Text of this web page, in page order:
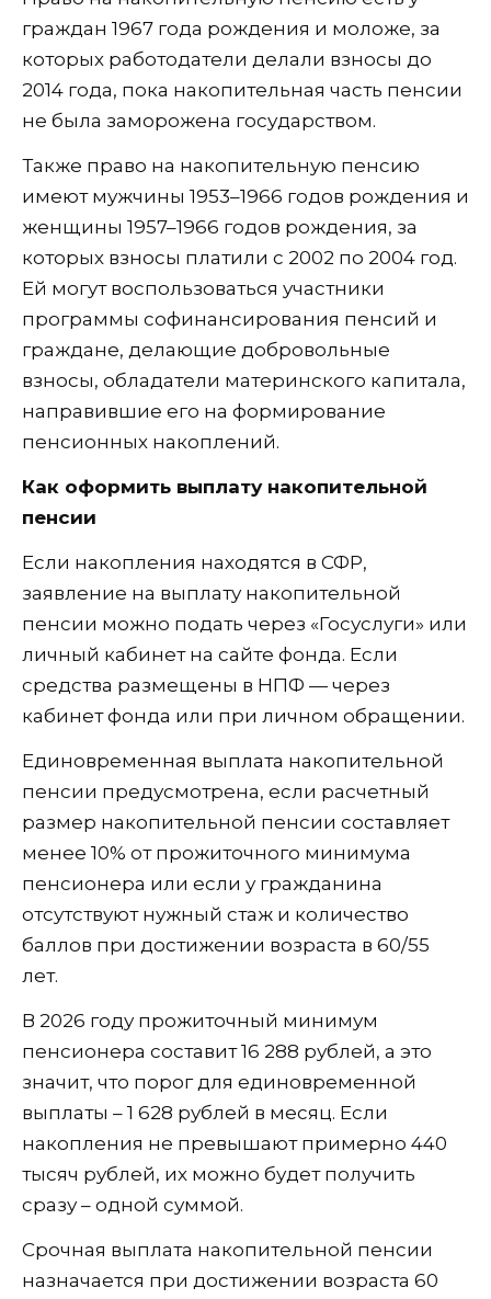
граждан 1967 года рождения и моложе, за
которых работодатели делали взносы до
2014 года, пока накопительная часть пенсии
не была заморожена государством.
Также право на накопительную пенсию
имеют мужчины 1953–1966 годов рождения и
женщины 1957–1966 годов рождения, за
которых взносы платили с 2002 по 2004 год.
Ей могут воспользоваться участники
программы софинансирования пенсий и
граждане, делающие добровольные
взносы, обладатели материнского капитала,
направившие его на формирование
пенсионных накоплений.
Как оформить выплату накопительной
пенсии
Если накопления находятся в СФР,
заявление на выплату накопительной
пенсии можно подать через «Госуслуги» или
личный кабинет на сайте фонда. Если
средства размещены в НПФ — через
кабинет фонда или при личном обращении.
Единовременная выплата накопительной
пенсии предусмотрена, если расчетный
размер накопительной пенсии составляет
менее 10% от прожиточного минимума
пенсионера или если у гражданина
отсутствуют нужный стаж и количество
баллов при достижении возраста в 60/55
лет.
В 2026 году прожиточный минимум
пенсионера составит 16 288 рублей, а это
значит, что порог для единовременной
выплаты – 1 628 рублей в месяц. Если
накопления не превышают примерно 440
тысяч рублей, их можно будет получить
сразу – одной суммой.
Срочная выплата накопительной пенсии
назначается при достижении возраста 60